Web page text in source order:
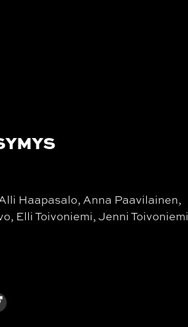
Haapasalo, Anna Paavilainen,
Elli Toivoniemi, Jenni Toivoniemi